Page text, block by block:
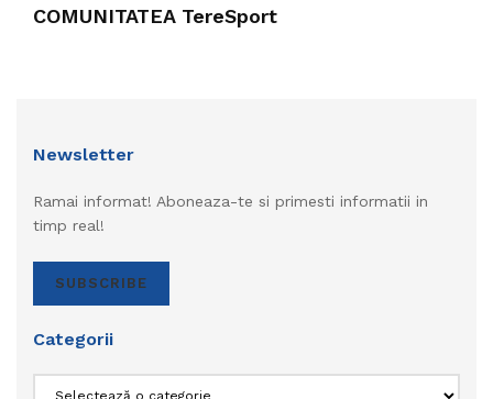
COMUNITATEA TereSport
Newsletter
Ramai informat! Aboneaza-te si primesti informatii in
timp real!
SUBSCRIBE
Categorii